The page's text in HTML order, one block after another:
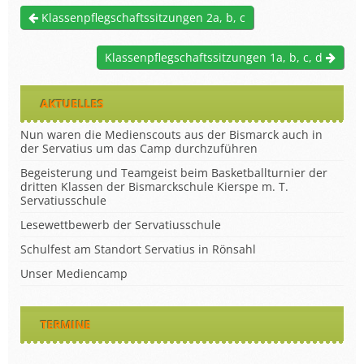
Klassenpflegschaftssitzungen 2a, b, c
Klassenpflegschaftssitzungen 1a, b, c, d
AKTUELLES
Nun waren die Medienscouts aus der Bismarck auch in
der Servatius um das Camp durchzuführen
Begeisterung und Teamgeist beim Basketballturnier der
dritten Klassen der Bismarckschule Kierspe m. T.
Servatiusschule
Lesewettbewerb der Servatiusschule
Schulfest am Standort Servatius in Rönsahl
Unser Mediencamp
TERMINE